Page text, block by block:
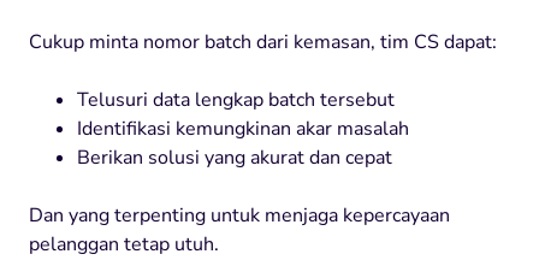
Cukup minta nomor batch dari kemasan, tim CS dapat:
Telusuri data lengkap batch tersebut
Identifikasi kemungkinan akar masalah
Berikan solusi yang akurat dan cepat
Dan yang terpenting untuk menjaga kepercayaan
pelanggan tetap utuh.